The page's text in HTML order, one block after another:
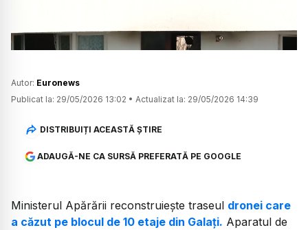
Autor: Euronews
Publicat la: 29/05/2026 13:02 • Actualizat la: 29/05/2026 14:39
DISTRIBUIȚI ACEASTĂ ȘTIRE
ADAUGĂ-NE CA SURSĂ PREFERATĂ PE GOOGLE
Ministerul Apărării reconstruiește traseul dronei care
a căzut pe blocul de 10 etaje din Galați. Aparatul de